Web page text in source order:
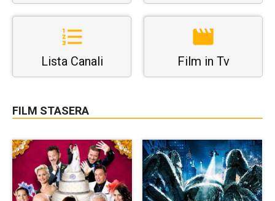
Lista Canali Film in Tv
FILM STASERA